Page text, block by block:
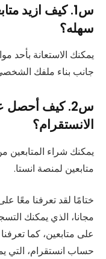
س1. كيف ازيد
سهله؟
يمكنك الاستعانة بأحد
جانب بناء ملفك
س2. كيف أحصل
الانستقرام؟
يمكنك شراء المتابعين
متابعين لمنصة انستا.
ختامًا لقد تعرفنا معًا
مجانا، الذي يمكنك
على متابعين، كما
حساب انستقرام، التي